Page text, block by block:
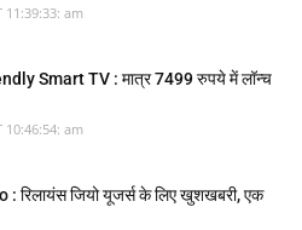
11:39:33: am
Smart TV : मात्र 7499 रुपये में लॉन्च
10:46:54: am
रिलायंस जियो यूजर्स के लिए खुशखबरी, एक